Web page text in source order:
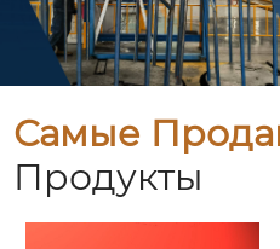
Самые
Продукты